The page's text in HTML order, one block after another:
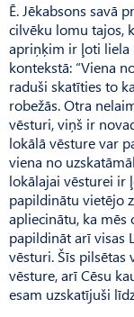
Ē. Jēkabsons savā
cilvēku lomu tajos,
apriņķim ir ļoti liela
kontekstā: “Viena
raduši skatīties to
robežās. Otra
vēsturi, viņš ir
lokālā vēsture var
viena no
lokālajai vēsturei ir
papildinātu vietējo
apliecinātu, ka
papildināt arī visas
vēsturi. Šīs pilsētas
vēsture, arī Cēsu
esam uzskatījuši